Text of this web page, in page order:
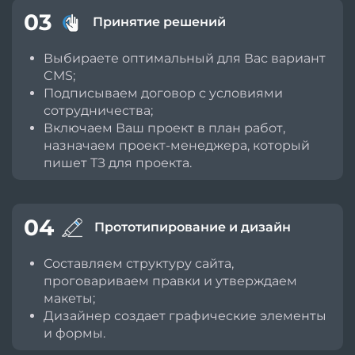
03 Принятие решений
Выбираете оптимальный для Вас вариант
CMS;
Подписываем договор с условиями
сотрудничества;
Включаем Ваш проект в план работ,
назначаем проект-менеджера, который
пишет ТЗ для проекта.
04 Прототипирование и дизайн
Составляем структуру сайта,
проговариваем правки и утверждаем
макеты;
Дизайнер создает графические элементы
и формы.